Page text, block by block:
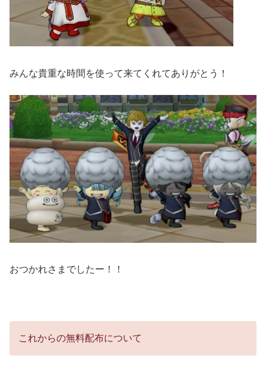
みんな貴重な時間を使って来てくれてありがとう！
おつかれさまでしたー！！
これからの無料配布について